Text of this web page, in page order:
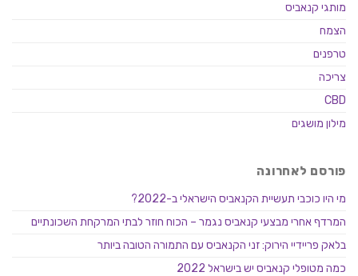
מותגי קנאביס
הצמח
טרפנים
צריכה
CBD
מילון מושגים
פורסם לאחרונה
מי היו כוכבי תעשיית הקנאביס הישראלי ב-2022?
המרדף אחרי מבצעי קנאביס נגמר – הכוח חוזר לבתי המרקחת השכונתיים
בלאק פריידיי הירוק: זני הקנאביס עם התמורה הטובה ביותר
כמה מטופלי קנאביס יש בישראל 2022